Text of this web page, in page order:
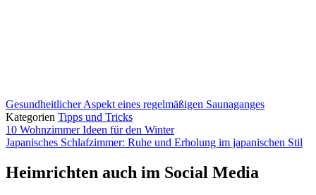
Gesundheitlicher Aspekt eines regelmäßigen Saunaganges
Kategorien Tipps und Tricks
10 Wohnzimmer Ideen für den Winter
Japanisches Schlafzimmer: Ruhe und Erholung im japanischen Stil
Heimrichten auch im Social Media